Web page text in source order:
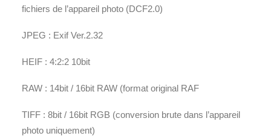
fichiers de l’appareil photo (DCF2.0)
JPEG : Exif Ver.2.32
HEIF : 4:2:2 10bit
RAW : 14bit / 16bit RAW (format original RAF
TIFF : 8bit / 16bit RGB (conversion brute dans l’appareil
photo uniquement)